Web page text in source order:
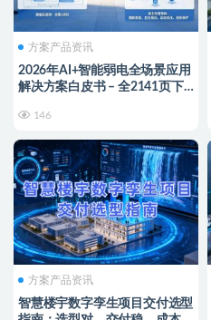
方案产品资讯
2026年AI+智能弱电全场景应用
解决方案白皮书 – 全2141页下
146
方案产品资讯
智慧楼宇数字孪生项目交付选型